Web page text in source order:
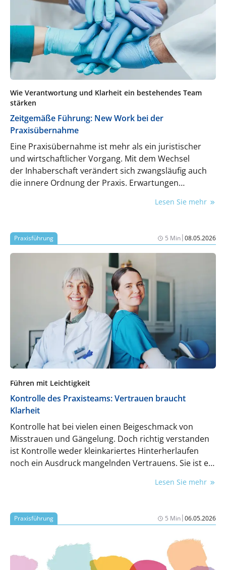
geliefert. Zahntechnik wird so zu einem digitalen
Ökosystem, das präzise, reproduzierbare und
skalierbare Lösungen effizient und modern
umsetzt.
Wie Verantwortung und Klarheit ein bestehendes Team
stärken
Zeitgemäße Führung: New Work bei der
Praxisübernahme
Eine Praxisübernahme ist mehr als ein juristischer
und wirtschaftlicher Vorgang. Mit dem Wechsel
der Inhaberschaft verändert sich zwangsläufig auch
die innere Ordnung der Praxis. Erwartungen
Lesen Sie mehr
Praxisführung 5 Min|08.05.2026
Führen mit Leichtigkeit
Kontrolle des Praxisteams: Vertrauen braucht
Klarheit
Kontrolle hat bei vielen einen Beigeschmack von
Misstrauen und Gängelung. Doch richtig verstanden
ist Kontrolle weder kleinkariertes Hinterherlaufen
noch ein Ausdruck mangelnden Vertrauens. Sie ist ein
gibt, Erfolge sichtbar macht und Motivation freisetzt.
gut? Wo gibt es Entwicklungspotenzial? Dieser Artikel
zeigt, wie Kontrolle partnerschaftlich gelingt – so
wenig wie möglich, so viel wie nötig – und warum sie
am Ende ein Geschenk an Mitarbeitende ist.
Lesen Sie mehr
Praxisführung 5 Min|06.05.2026